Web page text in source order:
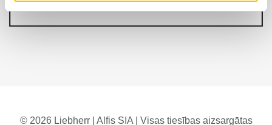
© 2026 Liebherr | Alfis SIA | Visas tiesības aizsargātas